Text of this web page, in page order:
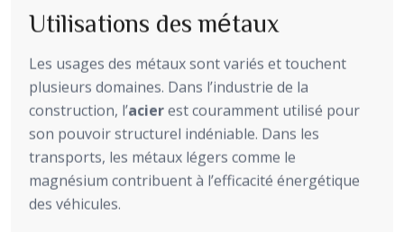
Utilisations des métaux
Les usages des métaux sont variés et touchent
plusieurs domaines. Dans l’industrie de la
construction, l’acierest couramment utilisé pour
son pouvoir structurel indéniable. Dans les
transports, les métaux légers comme le
magnésium contribuent à l’efficacité énergétique
des véhicules.